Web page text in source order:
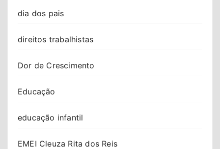
dia dos pais
direitos trabalhistas
Dor de Crescimento
Educação
educação infantil
EMEI Cleuza Rita dos Reis